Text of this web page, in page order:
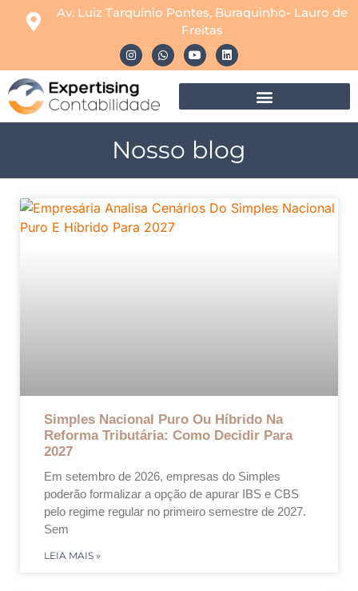
Av. Luiz Tarquínio Pontes, Buraquinho- Lauro de
Freitas
Nosso blog
Simples Nacional Puro Ou Híbrido Na
Reforma Tributária: Como Decidir Para
2027
Em setembro de 2026, empresas do Simples
poderão formalizar a opção de apurar IBS e CBS
pelo regime regular no primeiro semestre de 2027.
Sem
LEIA MAIS »